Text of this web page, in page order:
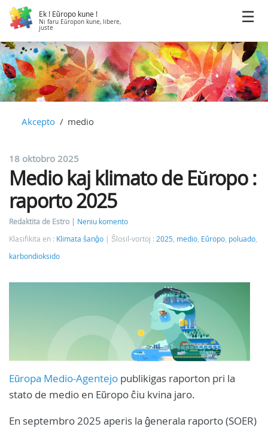
Ek ! Eŭropo kune !
Ni faru Eŭropon kune, libere,
juste
Akcepto medio
18 oktobro 2025
Medio kaj klimato de Eŭropo :
raporto 2025
Redaktita de Estro
Neniu komento
Klasifikita en : Klimata ŝanĝo Ŝlosil-vortoj : 2025 medio Eŭropo poluado
karbondioksido
Eŭropa Medio-Agentejo publikigas raporton pri la
stato de medio en Eŭropo ĉiu kvina jaro.
En septembro 2025 aperis la ĝenerala raporto (SOER)